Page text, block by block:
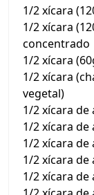
1/2 xícara
1/2 xícara
concentrado
1/2 xícara
1/2 xícara
vegetal)
1/2 xícara
1/2 xícara de
1/2 xícara
1/2 xícara
1/2 xícara de